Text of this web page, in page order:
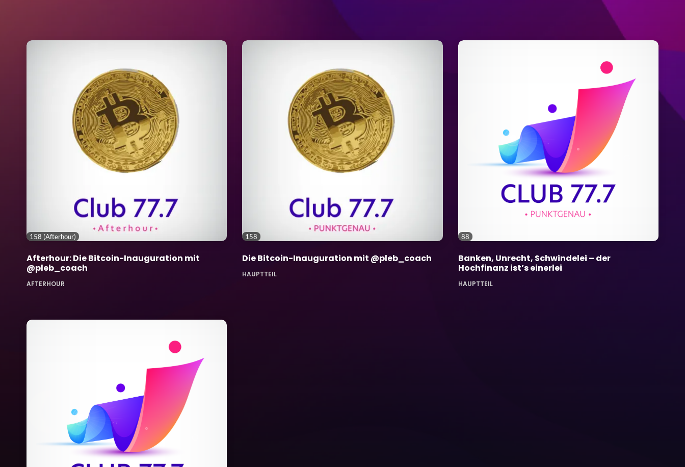
158 (Afterhour)
Afterhour: Die Bitcoin-Inauguration mit
@pleb_coach
AFTERHOUR
158
Die Bitcoin-Inauguration mit @pleb_coach
HAUPTTEIL
88
Banken, Unrecht, Schwindelei – der
Hochfinanz ist’s einerlei
HAUPTTEIL